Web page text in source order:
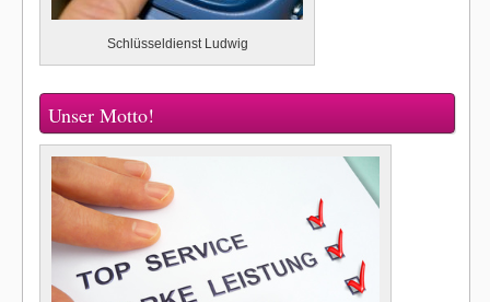
Schlüsseldienst Ludwig
Unser Motto!